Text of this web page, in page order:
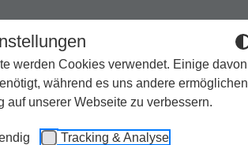
werden Cookies verwendet. Einige davon
während es uns andere
auf unserer Webseite zu verbessern.
Tracking & Analyse
Kirchenjahr / Lebensweg